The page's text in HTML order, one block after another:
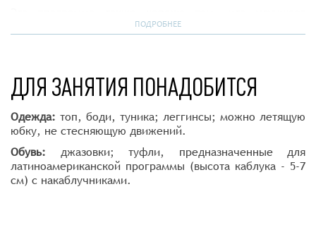
пластику, подтягивает фигуру и дарит королевскую
Программа предназначена для всех, кто любит
танцевать на вечеринках и желает делать это уверенно
и красиво. С программой Latina Solo вы будете в
центре внимания на любом танцполе!
ПОДРОБНЕЕ
ДЛЯ ЗАНЯТИЯ ПОНАДОБИТСЯ
Одежда: топ, боди, туника; леггинсы; можно летящую
юбку, не стесняющую движений.
Обувь: джазовки; туфли, предназначенные для
латиноамериканской программы (высота каблука - 5-7
см) с накаблучниками.